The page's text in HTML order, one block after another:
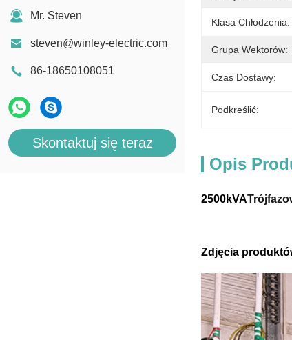
Mr. Steven
steven@winley-electric.com
86-18650108051
Skontaktuj się teraz
Klasa Chłodzenia:
Grupa Wektorów:
Czas Dostawy:
Podkreślić:
Opis
2500kVA
Zdjęcia